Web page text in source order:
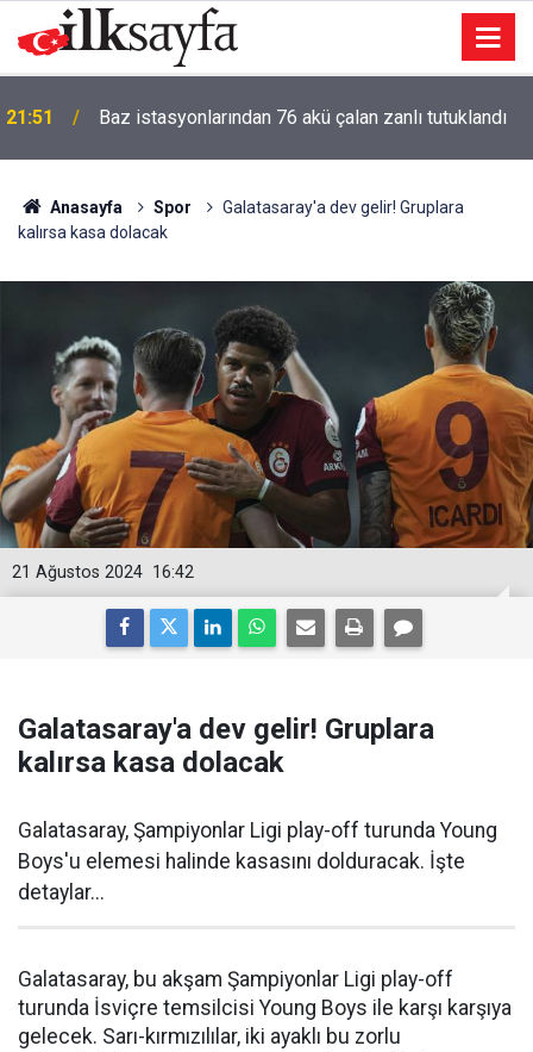
21:31 FETÖ/PDY hükümlüsü ihraç albay yakalandı
Anasayfa Spor
Galatasaray'a dev gelir! Gruplara
kalırsa kasa dolacak
16:42
21 Ağustos 2024
Galatasaray'a dev gelir! Gruplara
kalırsa kasa dolacak
Galatasaray, Şampiyonlar Ligi play-off turunda Young
Boys'u elemesi halinde kasasını dolduracak. İşte
detaylar...
Galatasaray, bu akşam Şampiyonlar Ligi play-off
turunda İsviçre temsilcisi Young Boys ile karşı karşıya
gelecek. Sarı-kırmızılılar, iki ayaklı bu zorlu